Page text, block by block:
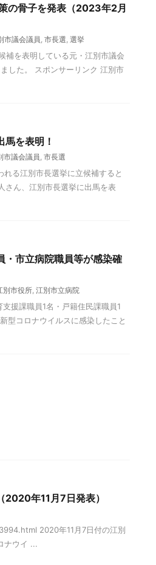
の骨子を発表（2023年2月
市議会議員, 市長選, 選挙
補を表明している元・江別市議会
した。 スポンサーリンク 江別市
を表明！
市議会議員, 市長選
る江別市長選挙に立候補すると
さん、江別市長選挙に出馬を表
・市立病院職員等が感染確
別市役所, 江別市立病院
援課職員1名・戸籍住民課職員1
型コロナウイルスに感染したこと
年11月7日発表）
2020年11月7日付の江別
ナウイ ...